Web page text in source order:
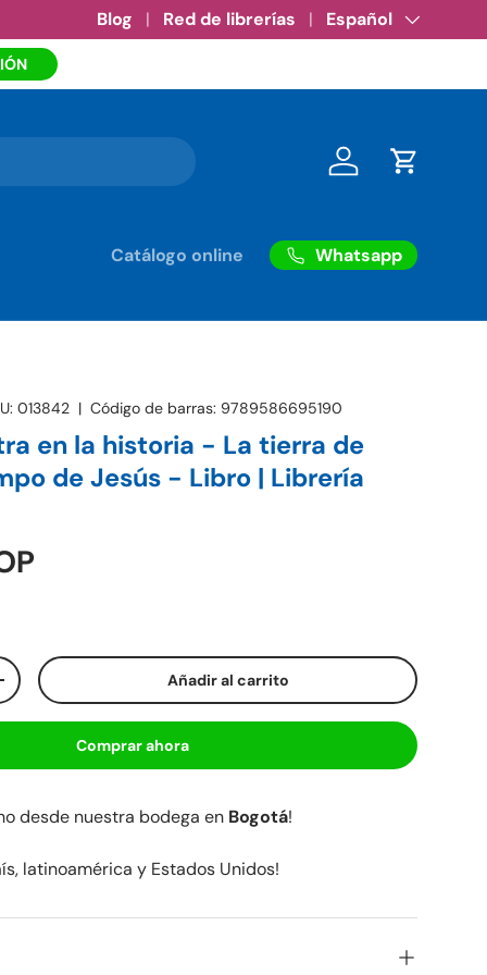
Amazon eBooks •Ver más
Blog Red de librerías Idioma
Español
Iniciar sesión
Carrito
Catálogo online Whatsapp
013842 |Código de barras: 9789586695190
en la historia - La tierra de
de Jesús - Libro | Librería
Añadir al carrito
Comprar ahora
desde nuestra bodega en Bogotá!
latinoamérica y Estados Unidos!